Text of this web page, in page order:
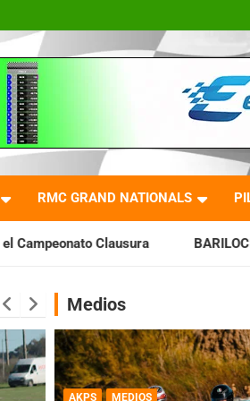
RMC GRAND NATIONALS
BARILOCHENSE: Preparan una
Medios
AKPS MEDIOS